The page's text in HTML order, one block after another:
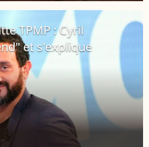
TPMP : Cyril
et s'explique